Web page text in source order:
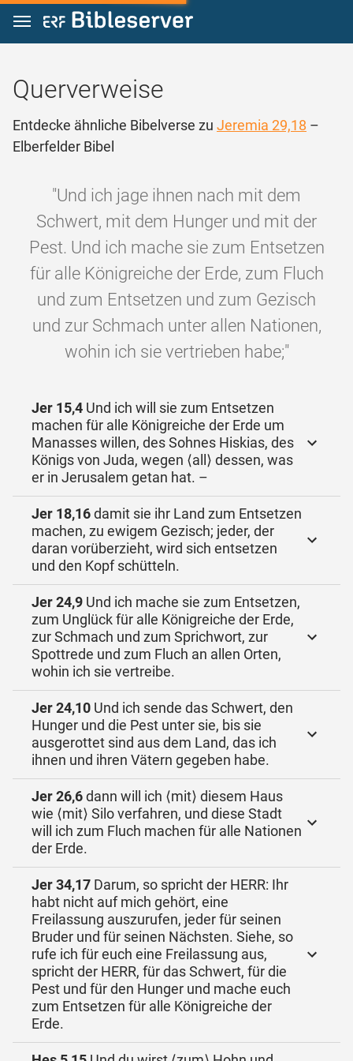
Zum Inhalt springen
Querverweise
Entdecke ähnliche Bibelverse zu Jeremia 29,18 –
Elberfelder Bibel
"Und ich jage ihnen nach mit dem
Schwert, mit dem Hunger und mit der
Pest. Und ich mache sie zum Entsetzen
für alle Königreiche der Erde, zum Fluch
und zum Entsetzen und zum Gezisch
und zur Schmach unter allen Nationen,
wohin ich sie vertrieben habe;"
Jer 15,4 Und ich will sie zum Entsetzen
machen für alle Königreiche der Erde um
Manasses willen, des Sohnes Hiskias, des
Königs von Juda, wegen ⟨all⟩ dessen, was
er in Jerusalem getan hat. –
Jer 18,16damit sie ihr Land zum Entsetzen
machen, zu ewigem Gezisch; jeder, der
daran vorüberzieht, wird sich entsetzen
und den Kopf schütteln.
Jer 24,9 Und ich mache sie zum Entsetzen,
zum Unglück für alle Königreiche der Erde,
zur Schmach und zum Sprichwort, zur
Spottrede und zum Fluch an allen Orten,
wohin ich sie vertreibe.
Jer 24,10 Und ich sende das Schwert, den
Hunger und die Pest unter sie, bis sie
ausgerottet sind aus dem Land, das ich
ihnen und ihren Vätern gegeben habe.
Jer 26,6dann will ich ⟨mit⟩ diesem Haus
wie ⟨mit⟩ Silo verfahren, und diese Stadt
will ich zum Fluch machen für alle Nationen
der Erde.
Jer 34,17 Darum, so spricht der HERR: Ihr
habt nicht auf mich gehört, eine
Freilassung auszurufen, jeder für seinen
Bruder und für seinen Nächsten. Siehe, so
rufe ich für euch eine Freilassung aus,
spricht der HERR, für das Schwert, für die
Pest und für den Hunger und mache euch
zum Entsetzen für alle Königreiche der
Erde.